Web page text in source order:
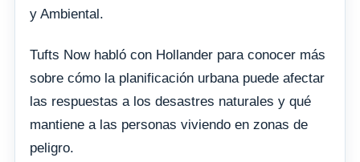
y Ambiental.
Tufts Now habló con Hollander para conocer más
sobre cómo la planificación urbana puede afectar
las respuestas a los desastres naturales y qué
mantiene a las personas viviendo en zonas de
peligro.